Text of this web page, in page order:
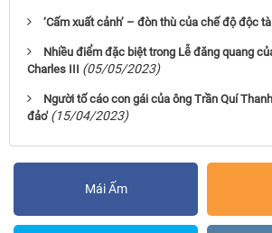
‘Cấm xuất cảnh’ – đòn thù của chế độ độc
Nhiều điểm đặc biệt trong Lễ đăng quang
Charles III (05/05/2023)
Người tố cáo con gái của ông Trần Quí
đảo' (15/04/2023)
Mái Ấm